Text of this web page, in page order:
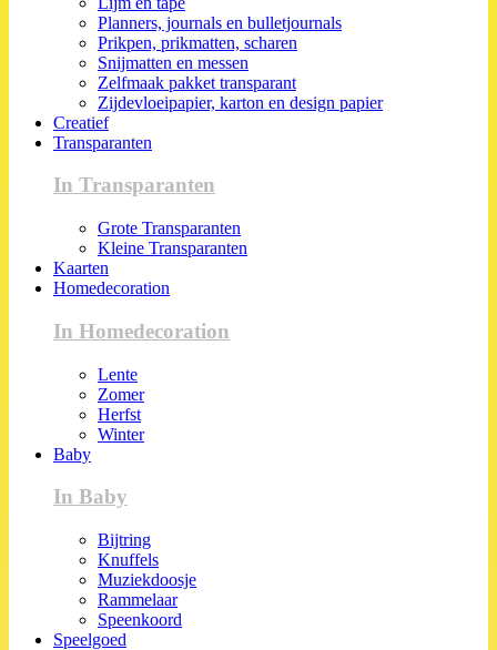
Planners, journals en bulletjournals
Prikpen, prikmatten, scharen
Snijmatten en messen
Zelfmaak pakket transparant
Zijdevloeipapier, karton en design papier
Creatief
Transparanten
In Transparanten
Grote Transparanten
Kleine Transparanten
Kaarten
Homedecoration
In Homedecoration
Lente
Zomer
Herfst
Winter
Baby
In Baby
Bijtring
Knuffels
Muziekdoosje
Rammelaar
Speenkoord
Speelgoed